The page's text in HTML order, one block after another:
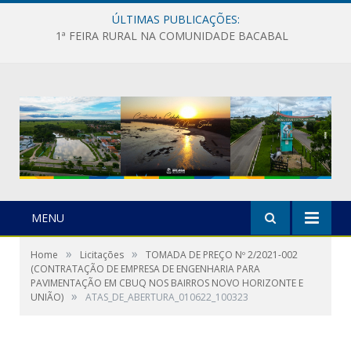
ÚLTIMAS PUBLICAÇÕES:
1ª FEIRA RURAL NA COMUNIDADE BACABAL
MENU
Home » Licitações »
TOMADA DE PREÇO Nº 2/2021-002
(CONTRATAÇÃO DE EMPRESA DE ENGENHARIA PARA
PAVIMENTAÇÃO EM CBUQ NOS BAIRROS NOVO HORIZONTE E
UNIÃO) » ATAS_DE_ABERTURA_010622_100323